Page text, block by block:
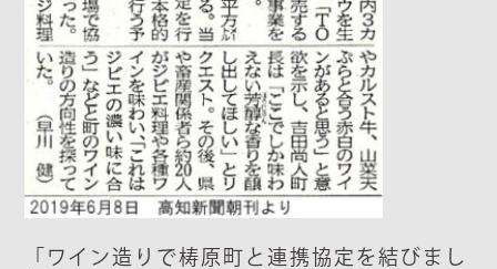
「ワイン造りで梼原町と連携協定を結びまし